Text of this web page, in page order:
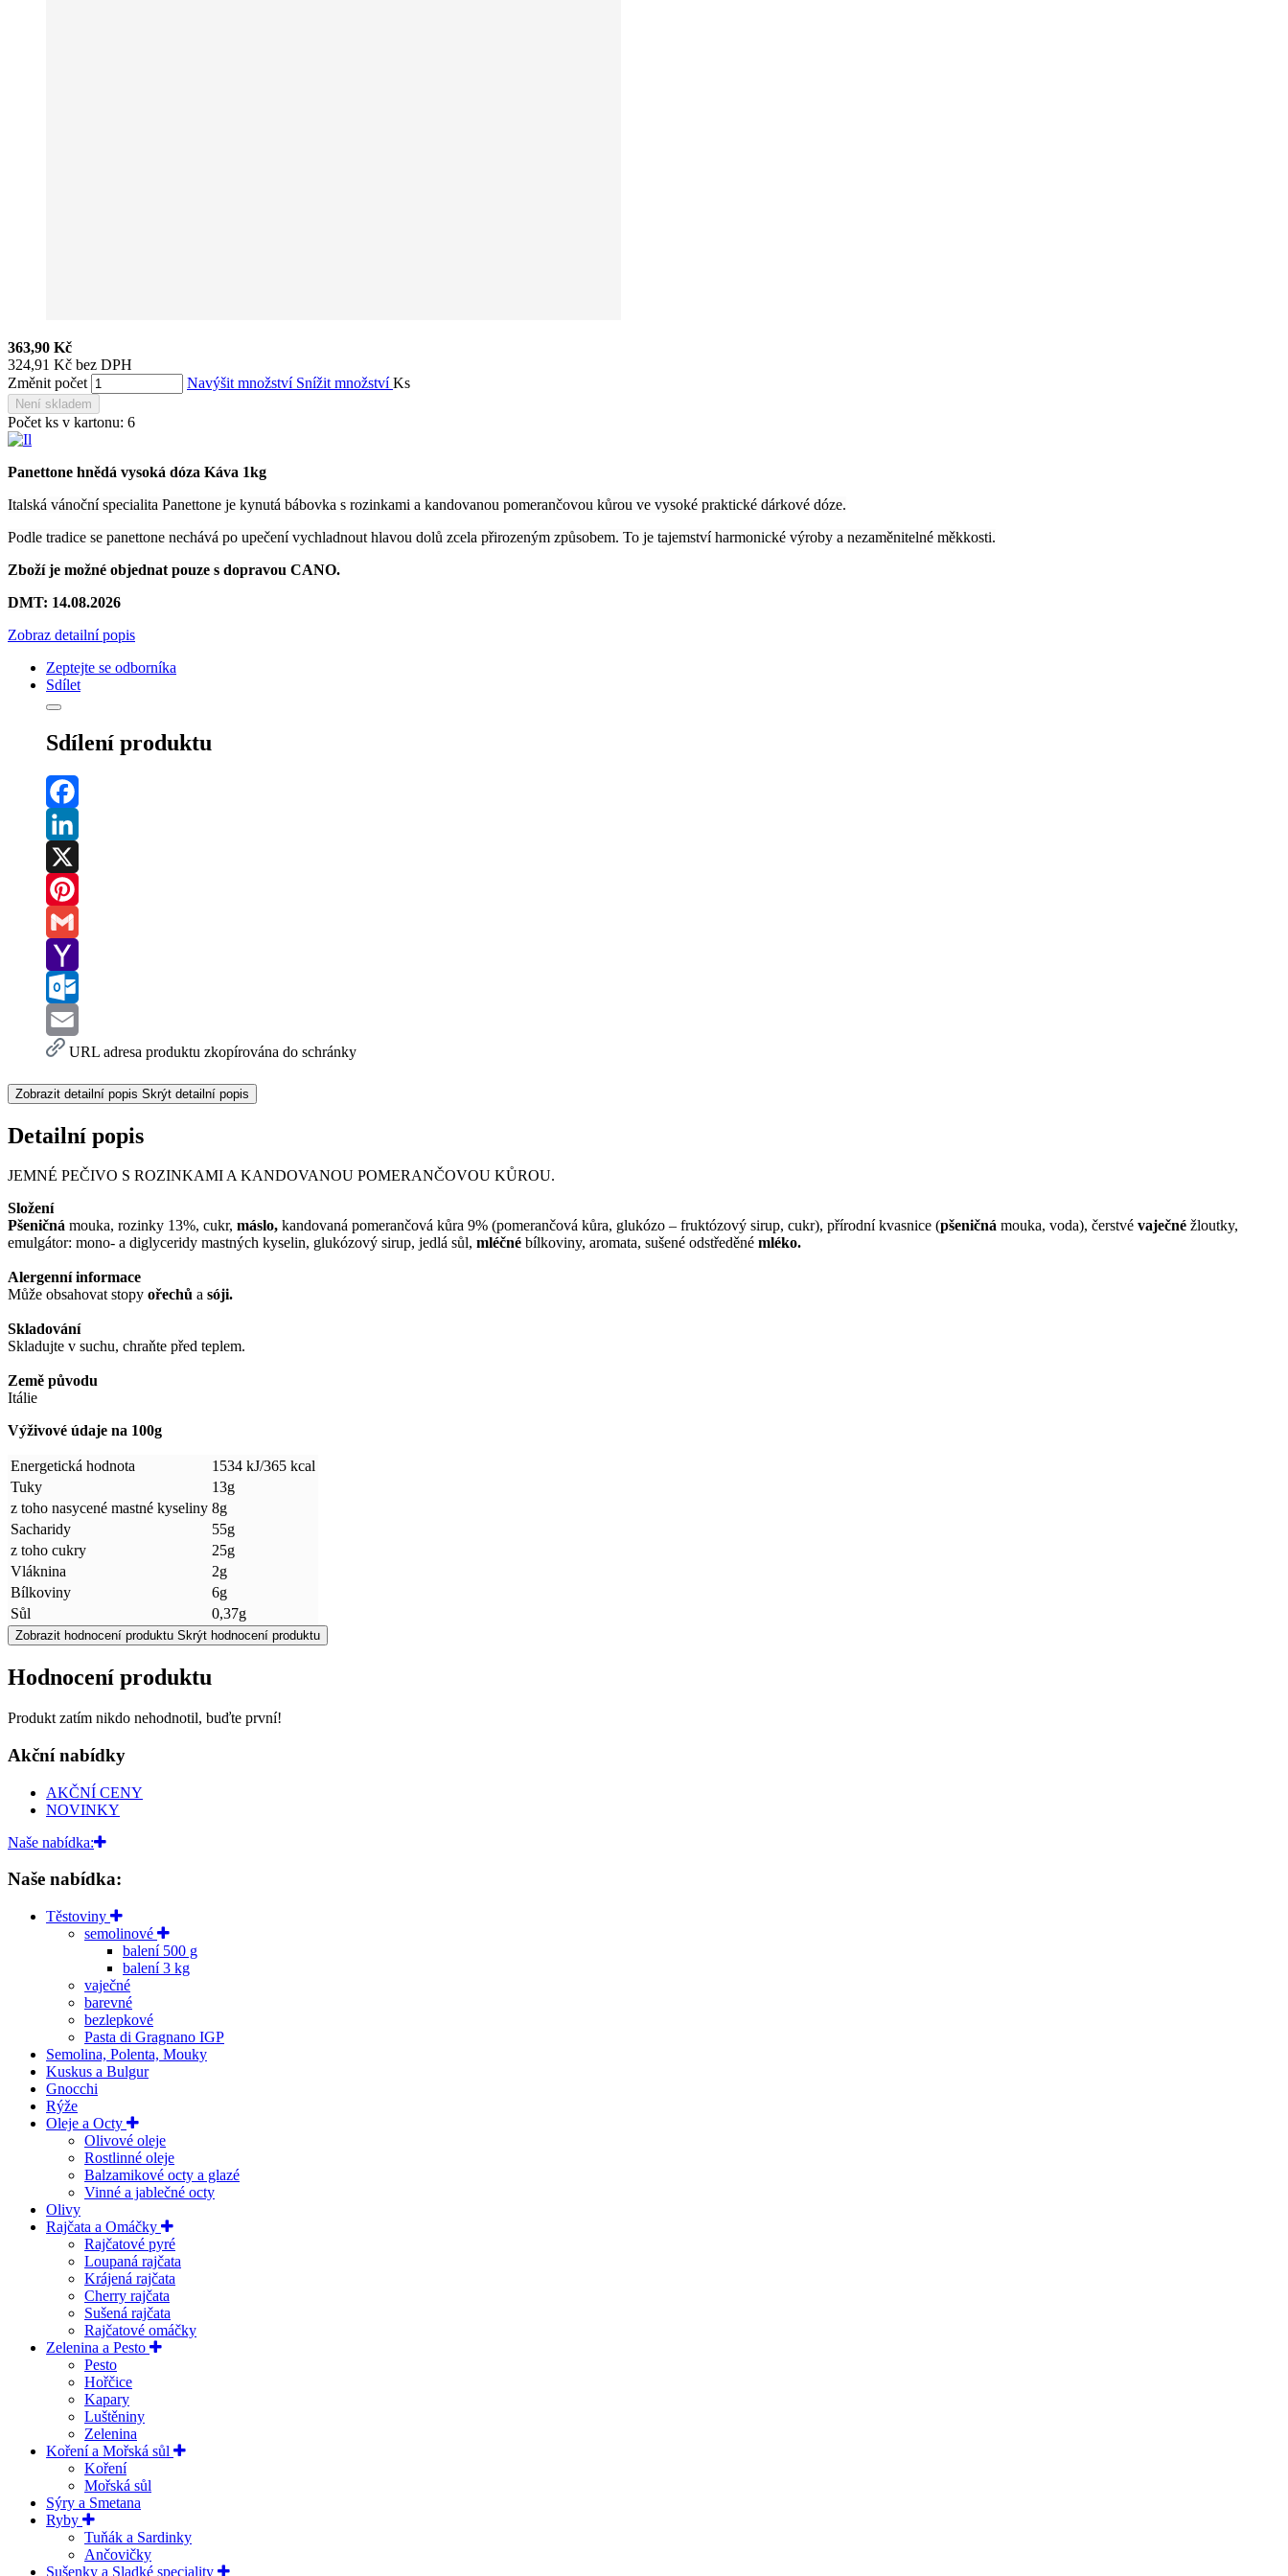
363,90 Kč
324,91 Kč bez DPH
Změnit počet
Navýšit množství Snížit množstvíKs
Není skladem
Počet ks v kartonu: 6
Panettone hnědá vysoká dóza Káva 1kg
Italská vánoční specialita Panettone je kynutá bábovka s rozinkami a kandovanou pomerančovou kůrou ve vysoké praktické dárkové dóze.
Podle tradice se panettone nechává po upečení vychladnout hlavou dolů zcela přirozeným způsobem. To je tajemství harmonické výroby a nezaměnitelné měkkosti.
Zboží je možné objednat pouze s dopravou CANO.
DMT: 14.08.2026
Zobraz detailní popis
Zeptejte se odborníka
Sdílet
Sdílení produktu
Facebook
LinkedIn
X
Pinterest
Gmail
Yahoo
Mail
Outlook.com
EmailURL adresa produktu zkopírována do schránky
Zobrazit detailní popis Skrýt detailní popis
Detailní popis
JEMNÉ PEČIVO S ROZINKAMI A KANDOVANOU POMERANČOVOU KŮROU.
Složení
Pšeničná mouka, rozinky 13%, cukr, máslo, kandovaná pomerančová kůra 9% (pomerančová kůra, glukózo – fruktózový sirup, cukr), přírodníkvasnice (pšeničná mouka, voda), čerstvé vaječné žloutky,
emulgátor: mono- a diglyceridy mastných kyselin, glukózový sirup, jedlá sůl, mléčné bílkoviny, aromata, sušené odstředěné mléko.
Alergenní informace
Může obsahovatstopy ořechů a sóji.
Skladování
Skladujte v suchu, chraňte před teplem.
Země původu
Itálie
Výživové údaje na 100g
Energetická hodnota
1534 kJ/365 kcal
Tuky
13g
z toho nasycené mastné kyseliny 8g
Sacharidy
55g
z toho cukry
25g
Vláknina
2g
Bílkoviny
6g
Sůl
0,37g
Zobrazit hodnocení produktu Skrýt hodnocení produktu
Hodnocení produktu
Produkt zatím nikdo nehodnotil, buďte první!
Akční nabídky
AKČNÍ CENY
NOVINKY
Naše nabídka:
Naše nabídka:
Těstoviny
semolinové
balení 500 g
balení 3 kg
vaječné
barevné
bezlepkové
Pasta di Gragnano IGP
Semolina, Polenta, Mouky
Kuskus a Bulgur
Gnocchi
Rýže
Oleje a Octy
Olivové oleje
Rostlinné oleje
Balzamikové octy a glazé
Vinné a jablečné octy
Olivy
Rajčata a Omáčky
Rajčatové pyré
Loupaná rajčata
Krájená rajčata
Cherry rajčata
Sušená rajčata
Rajčatové omáčky
Zelenina a Pesto
Pesto
Hořčice
Kapary
Luštěniny
Zelenina
Koření a Mořská sůl
Koření
Mořská sůl
Sýry a Smetana
Ryby
Tuňák a Sardinky
Ančovičky
Sušenky a Sladké speciality